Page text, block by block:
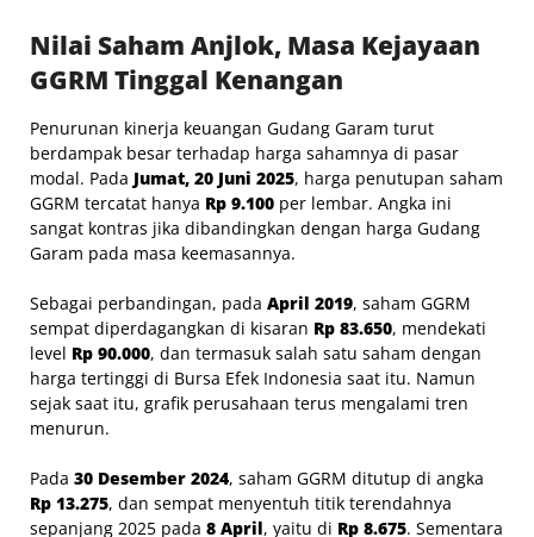
Nilai Saham Anjlok, Masa Kejayaan
GGRM Tinggal Kenangan
Penurunan kinerja keuangan Gudang Garam turut
berdampak besar terhadap harga sahamnya di pasar
modal. Pada Jumat, 20 Juni 2025, harga penutupan saham
GGRM tercatat hanya Rp 9.100 per lembar. Angka ini
sangat kontras jika dibandingkan dengan harga Gudang
Garam pada masa keemasannya.
Sebagai perbandingan, pada April 2019, saham GGRM
sempat diperdagangkan di kisaran Rp 83.650, mendekati
level Rp 90.000, dan termasuk salah satu saham dengan
harga tertinggi di Bursa Efek Indonesia saat itu. Namun
sejak saat itu, grafik perusahaan terus mengalami tren
menurun.
Pada 30 Desember 2024, saham GGRM ditutup di angka
Rp 13.275, dan sempat menyentuh titik terendahnya
sepanjang 2025 pada 8 April, yaitu di Rp 8.675. Sementara